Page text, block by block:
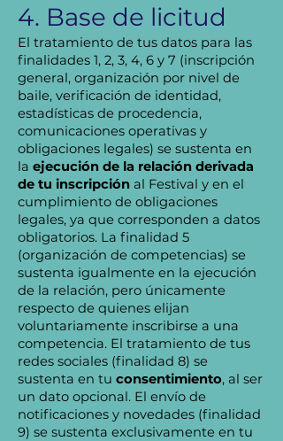
4. Base de licitud
El tratamiento de tus datos para las
finalidades 1, 2, 3, 4, 6 y 7 (inscripción
general, organización por nivel de
baile, verificación de identidad,
estadísticas de procedencia,
comunicaciones operativas y
obligaciones legales) se sustenta en
la ejecución de la relación derivada
de tu inscripción al Festival y en el
cumplimiento de obligaciones
legales, ya que corresponden a datos
obligatorios. La finalidad 5
(organización de competencias) se
sustenta igualmente en la ejecución
de la relación, pero únicamente
respecto de quienes elijan
voluntariamente inscribirse a una
competencia. El tratamiento de tus
redes sociales (finalidad 8) se
sustenta en tu consentimiento, al ser
un dato opcional. El envío de
notificaciones y novedades (finalidad
9) se sustenta exclusivamente en tu